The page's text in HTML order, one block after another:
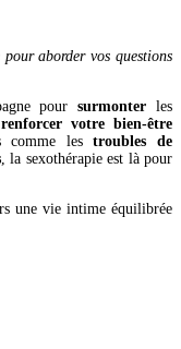
aborder vos questions
poursurmonterles
renforcer votre bien-être
comme lestroubles de
, la sexothérapie est là pour
une vie intime équilibrée